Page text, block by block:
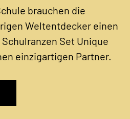
brauchen die
Weltentdecker einen
Set Unique
einzigartigen Partner.